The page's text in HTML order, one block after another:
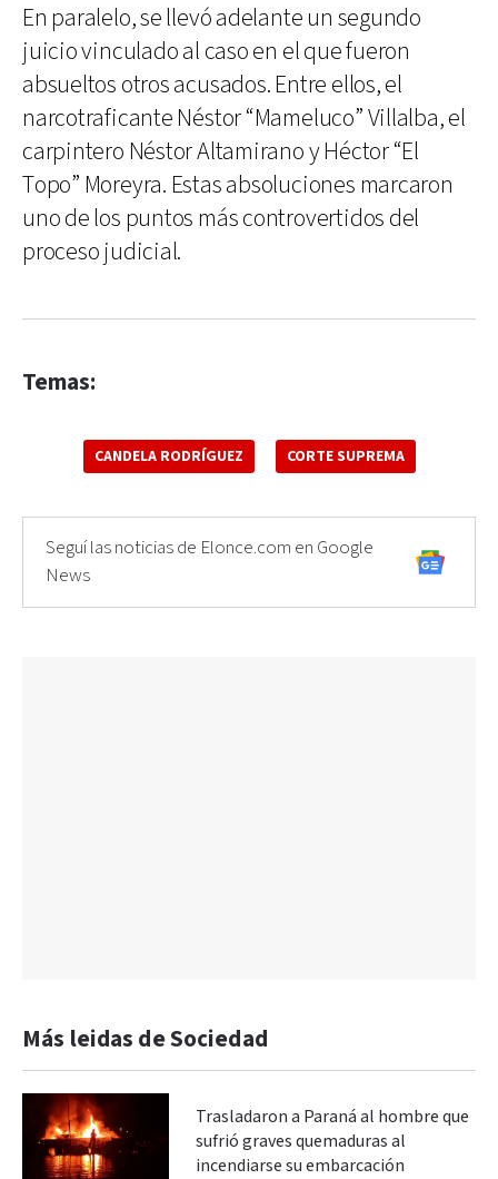
En paralelo, se llevó adelante un segundo
juicio vinculado al caso en el que fueron
absueltos otros acusados. Entre ellos, el
narcotraficante Néstor “Mameluco” Villalba, el
carpintero Néstor Altamirano y Héctor “El
Topo” Moreyra. Estas absoluciones marcaron
uno de los puntos más controvertidos del
proceso judicial.
Temas:
CANDELA RODRÍGUEZ CORTE SUPREMA
Seguí las noticias de Elonce.com en Google
News
Más leidas de Sociedad
Trasladaron a Paraná al hombre que
sufrió graves quemaduras al
incendiarse su embarcación